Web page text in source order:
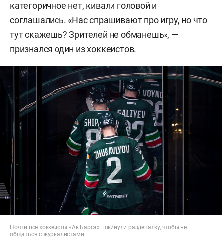
категоричное нет, кивали головой и
соглашались. «Нас спрашивают про игру, но что
тут скажешь? Зрителей не обманешь», —
признался один из хоккеистов.
Почти все хоккеисты «Ак Барса» покинули раздевалку, чтобы не
общаться с журналистами